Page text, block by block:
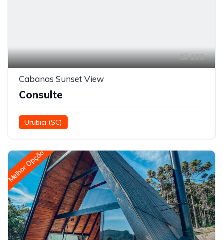
163
Cabanas Sunset View
Consulte
Urubici (SC)
Melhor Opção